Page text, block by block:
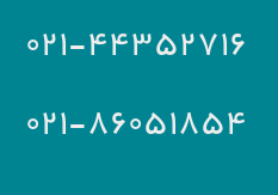
۰۲۱-۴۴۳۵۲۷۱۶
۰۲۱-۸۶۰۵۱۸۵۴